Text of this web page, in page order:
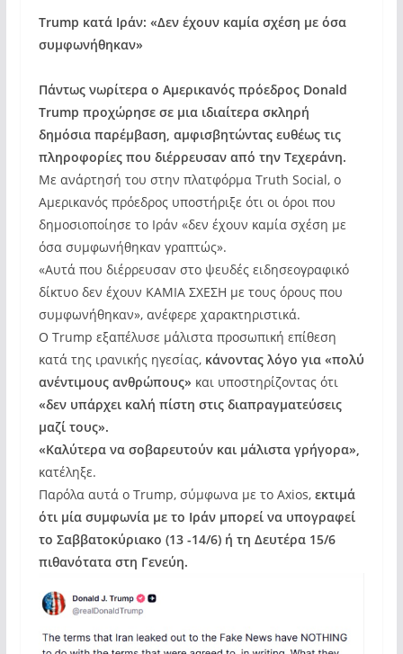
Trump κατά Ιράν: «Δεν έχουν καμία σχέση με όσα
συμφωνήθηκαν»
Πάντως νωρίτερα ο Αμερικανός πρόεδρος Donald
Trump προχώρησε σε μια ιδιαίτερα σκληρή
δημόσια παρέμβαση, αμφισβητώντας ευθέως τις
πληροφορίες που διέρρευσαν από την Τεχεράνη.
Με ανάρτησή του στην πλατφόρμα Truth Social, ο
Αμερικανός πρόεδρος υποστήριξε ότι οι όροι που
δημοσιοποίησε το Ιράν «δεν έχουν καμία σχέση με
όσα συμφωνήθηκαν γραπτώς».
«Αυτά που διέρρευσαν στο ψευδές ειδησεογραφικό
δίκτυο δεν έχουν ΚΑΜΙΑ ΣΧΕΣΗ με τους όρους που
συμφωνήθηκαν», ανέφερε χαρακτηριστικά.
Ο Trump εξαπέλυσε μάλιστα προσωπική επίθεση
κατά της ιρανικής ηγεσίας, κάνοντας λόγο για «πολύ
ανέντιμους ανθρώπους» και υποστηρίζοντας ότι
«δεν υπάρχει καλή πίστη στις διαπραγματεύσεις
μαζί τους».
«Καλύτερα να σοβαρευτούν και μάλιστα γρήγορα»,
κατέληξε.
Παρόλα αυτά ο Trump, σύμφωνα με το Axios,εκτιμά
ότι μία συμφωνία με το Ιράν μπορεί να υπογραφεί
το Σαββατοκύριακο (13 -14/6) ή τη Δευτέρα 15/6
πιθανότατα στη Γενεύη.